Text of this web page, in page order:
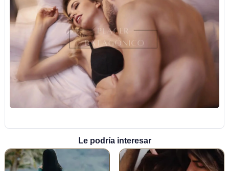
Le podría interesar